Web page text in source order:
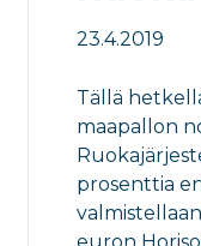
23.4.2019
Tällä
maapallon
prosenttia